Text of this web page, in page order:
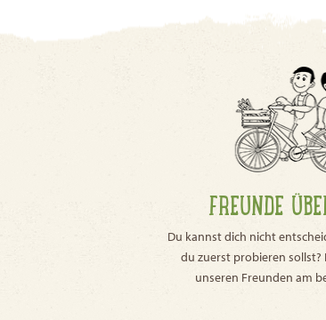
FREUNDE
Du kannst dich nicht
du zuerst probieren sollst?
unseren Freunden am